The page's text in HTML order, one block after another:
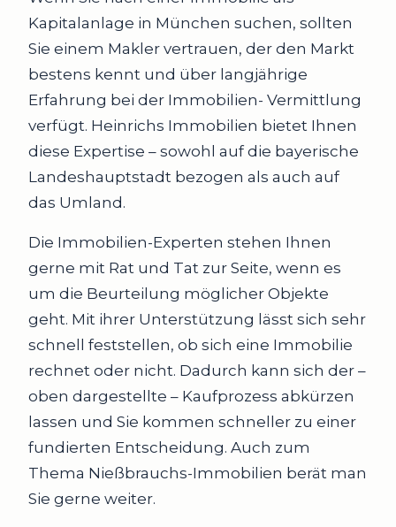
Kapitalanlage in München suchen, sollten
Sie einem Makler vertrauen, der den Markt
bestens kennt und über langjährige
Erfahrung bei der Immobilien- Vermittlung
verfügt. Heinrichs Immobilien bietet Ihnen
diese Expertise – sowohl auf die bayerische
Landeshauptstadt bezogen als auch auf
das Umland.
Die Immobilien-Experten stehen Ihnen
gerne mit Rat und Tat zur Seite, wenn es
um die Beurteilung möglicher Objekte
geht. Mit ihrer Unterstützung lässt sich sehr
schnell feststellen, ob sich eine Immobilie
rechnet oder nicht. Dadurch kann sich der –
oben dargestellte – Kaufprozess abkürzen
lassen und Sie kommen schneller zu einer
fundierten Entscheidung. Auch zum
Thema Nießbrauchs-Immobilien berät man
Sie gerne weiter.